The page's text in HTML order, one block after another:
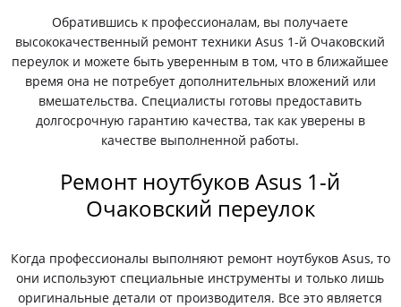
Обратившись к профессионалам, вы получаете
высококачественный ремонт техники Asus 1-й Очаковский
переулок и можете быть уверенным в том, что в ближайшее
время она не потребует дополнительных вложений или
вмешательства. Специалисты готовы предоставить
долгосрочную гарантию качества, так как уверены в
качестве выполненной работы.
Ремонт ноутбуков Asus 1-й
Очаковский переулок
Когда профессионалы выполняют ремонт ноутбуков Asus, то
они используют специальные инструменты и только лишь
оригинальные детали от производителя. Все это является